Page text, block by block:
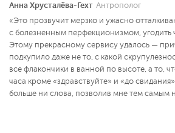
Анна Хрусталёва-Гехт Антрополог
«Это прозвучит мерзко и ужасно
с болезненным перфекционизмом, угодить
Этому прекрасному сервису удалось —
подкупило даже не то, с какой
все флакончики в ванной по высоте, а то,
часа кроме «здравствуйте» и «до
больше ни слова, позволив мне тем самым